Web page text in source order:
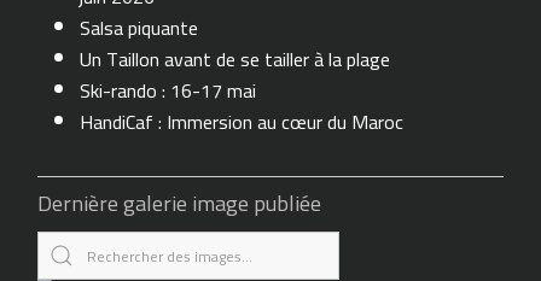
Salsa piquante
Un Taillon avant de se tailler à la plage
Ski-rando : 16-17 mai
HandiCaf : Immersion au cœur du Maroc
Dernière galerie image publiée